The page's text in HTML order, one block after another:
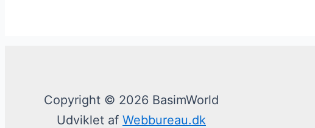
Copyright © 2026 BasimWorld
Udviklet af Webbureau.dk